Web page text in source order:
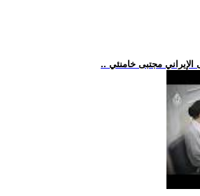
الإيراني مجتبى خامنئي